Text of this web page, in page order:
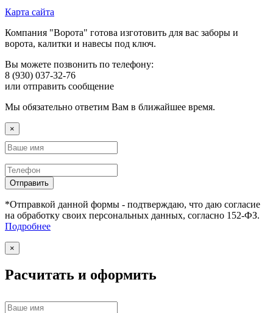
Карта сайта
Компания "Ворота" готова изготовить для вас заборы и
ворота, калитки и навесы под ключ.
Вы можете позвонить по телефону:
8 (930) 037-32-76
или отправить сообщение
Мы обязательно ответим Вам в ближайшее время.
×
Отправить
*Отправкой данной формы - подтверждаю, что даю согласие
на обработку своих персональных данных, согласно 152-ФЗ.
Подробнее
×
Расчитать и оформить